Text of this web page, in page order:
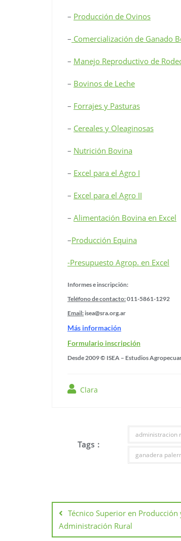
– Producción de Ovinos
– Comercialización de Ganado
– Manejo Reproductivo de
– Bovinos de Leche
– Forrajes y Pasturas
– Cereales y Oleaginosas
– Nutrición Bovina
– Excel para el Agro I
– Excel para el Agro II
– Alimentación Bovina en Excel
–Producción Equina
-Presupuesto Agrop. en Excel
Informes e inscripción:
Teléfono de contacto:011-5861-1292
Email:isea@sra.org.ar
Más información
Formulario inscripción
Desde 2009 © ISEA – Estudios
Clara
Tags :
administracion
ganadera
Técnico Superior en Producción
Administración Rural